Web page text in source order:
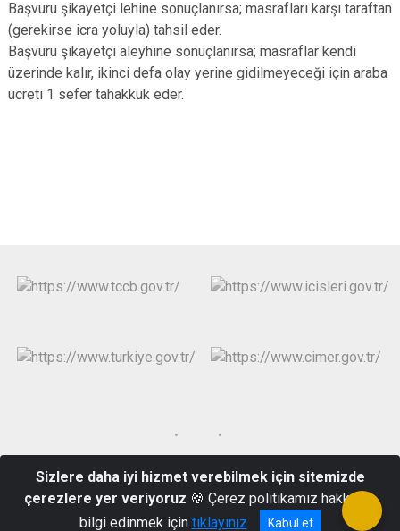
Başvuru şikayetçi lehine sonuçlanırsa; masrafları karşı taraftan
(gerekirse icra yoluyla) tahsil eder.
Başvuru şikayetçi aleyhine sonuçlanırsa; masraflar kendi
üzerinde kalır, ikinci defa olay yerine gidilmeyeceği için araba
ücreti 1 sefer tahakkuk eder.
Kızılcasöğüt Mahallesi Hürriyet_4 Bulvarı No:75 Çivril/DENİZLİ
0258 713 10 01
Sizlere daha iyi hizmet verebilmek için sitemizde
çerezlere yer veriyoruz 🍪 Çerez politikamız hakkında
bilgi edinmek için tıklayınız Kabul et